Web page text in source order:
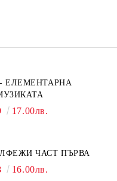
ЕЛЕМЕНТАРНА
17.00лв.
ЧАСТ ПЪРВА
16.00лв.